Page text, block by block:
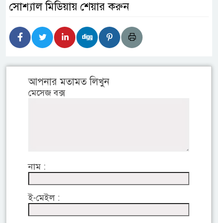
সোশ্যাল মিডিয়ায় শেয়ার করুন
আপনার মতামত লিখুন
মেসেজ বক্স
নাম :
ই-মেইল :